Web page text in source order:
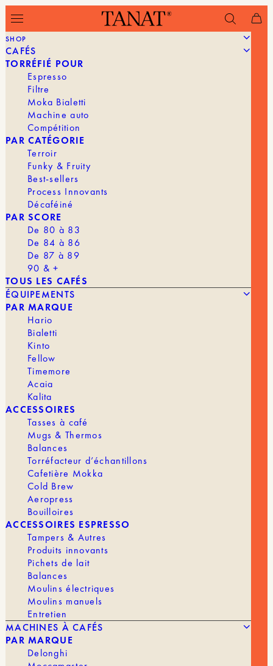
SHOP
CAFÉS
TORRÉFIÉ POUR
Espresso
Filtre
Moka Bialetti
Machine auto
Compétition
PAR CATÉGORIE
Terroir
Funky & Fruity
Best-sellers
Process Innovants
Décaféiné
PAR SCORE
De 80 à 83
De 84 à 86
De 87 à 89
90 & +
TOUS LES CAFÉS
ÉQUIPEMENTS
PAR MARQUE
Hario
Bialetti
Kinto
Fellow
Timemore
Acaia
Kalita
ACCESSOIRES
Tasses à café
Mugs & Thermos
Balances
Torréfacteur d’échantillons
Cafetière Mokka
Cold Brew
Aeropress
Bouilloires
ACCESSOIRES ESPRESSO
Tampers & Autres
Produits innovants
Pichets de lait
Balances
Moulins électriques
Moulins manuels
Entretien
MACHINES À CAFÉS
PAR MARQUE
Delonghi
180,00
MARQUE
MACHINE À CAFÉ